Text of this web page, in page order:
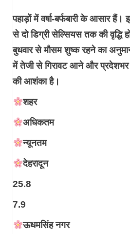
पहाड़ों में वर्षा-बर्फबारी के आसार
से दो डिग्री सेल्सियस तक की वृद्धि
बुधवार से मौसम शुष्क रहने का
में तेजी से गिरावट आने और
की आशंका है।
शहर
अधिकतम
न्यूनतम
देहरादून
25.8
7.9
ऊधमसिंह नगर